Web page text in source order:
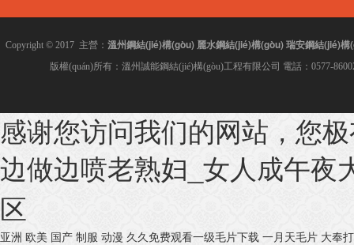
Copyright © 2017 主營： 溫州鋼結(jié)構(gòu) 麗水鋼結(jié)構(gòu)瑞安鋼結(jié)構
版權(quán)所有：溫州誠能鋼結(jié)構(gòu)工程有限公司 電話：0577-
感谢您访问我们的网站，您
边做边喷老熟妇_女人成午夜
区
亚洲 欧美 国产 制服 动漫 久久免费观看一级毛片下载 一月天毛片 大奉